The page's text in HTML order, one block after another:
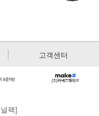
고객센터
팩]